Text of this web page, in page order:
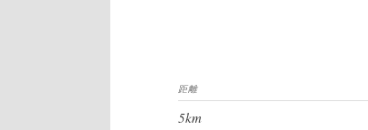
距離
5km